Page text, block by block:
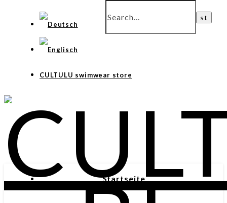
CULTULU swimwear store
Startseite